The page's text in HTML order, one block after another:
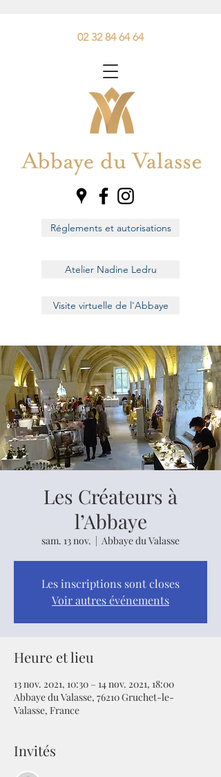
02 32 84 64 64
Réglements et autorisations
Atelier Nadine Ledru
Visite virtuelle de l'Abbaye
Les Créateurs à
l’Abbaye
sam. 13 nov.
  |
Abbaye du Valasse
Les inscriptions sont closes
Voir autres événements
Heure et lieu
13 nov. 2021, 10:30 – 14 nov. 2021, 18:00
Abbaye du Valasse, 76210 Gruchet-le-
Valasse, France
Invités